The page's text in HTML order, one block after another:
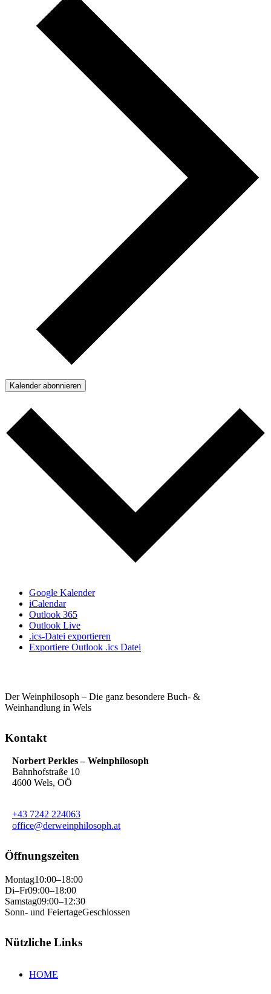
Kalender abonnieren
Google Kalender
iCalendar
Outlook 365
Outlook Live
.ics-Datei exportieren
Exportiere Outlook .ics Datei
Der Weinphilosoph – Die ganz besondere Buch- &
Weinhandlung in Wels
Kontakt
Norbert Perkles – Weinphilosoph
Bahnhofstraße 10
4600 Wels, OÖ
+43 7242 224063
office@derweinphilosoph.at
Öffnungszeiten
Montag10:00–18:00
Di–Fr09:00–18:00
Samstag09:00–12:30
Sonn- und FeiertageGeschlossen
Nützliche Links
HOME